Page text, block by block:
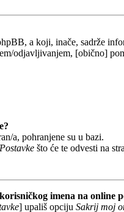
a koji, inače, sadrže
odjavljivanjem, [obično]
a, pohranjene su u bazi.
što će te odvesti na
imena na online
] upališ opciju Sakrij moj